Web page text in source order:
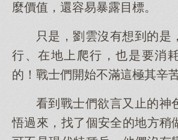
麼價值，還容易暴露目標。
只是，劉雲沒有想到的是
行、在地上爬行，也是要消
的！戰士們開始不滿這極其辛
看到戰士們欲言又止的神
悟過來，找了個安全的地方稍